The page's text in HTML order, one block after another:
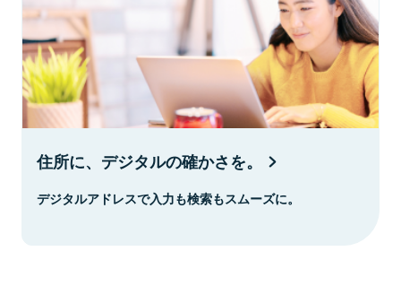
住所に、デジタルの確かさを。
デジタルアドレスで入力も検索もスムーズに。